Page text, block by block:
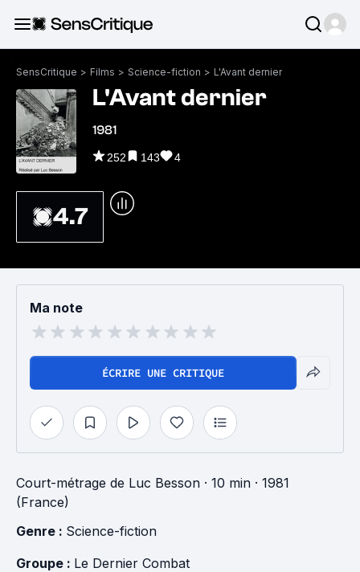
SensCritique > Films > Science-fiction > L'Avant dernier
L'Avant dernier
1981
252 143 4
4.7
Ma note
ÉCRIRE UNE CRITIQUE
Court-métrage de Luc Besson · 10 min · 1981
(France)
Genre : Science-fiction
Groupe : Le Dernier Combat